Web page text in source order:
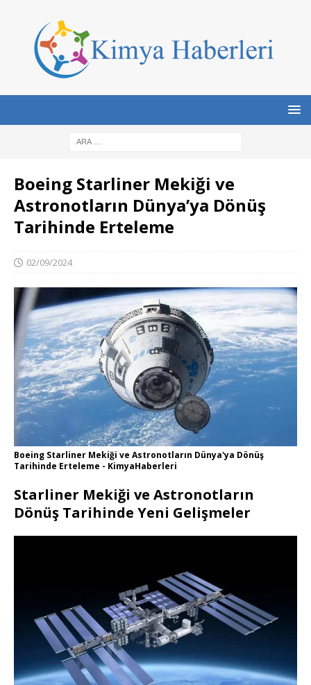
Boeing Starliner Mekiği ve
Astronotların Dünya’ya Dönüş
Tarihinde Erteleme
02/09/2024
Boeing Starliner Mekiği ve Astronotların Dünya'ya Dönüş
Tarihinde Erteleme - KimyaHaberleri
Starliner Mekiği ve Astronotların
Dönüş Tarihinde Yeni Gelişmeler